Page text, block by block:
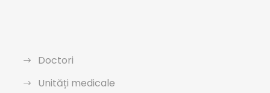
Doctori
Unități medicale